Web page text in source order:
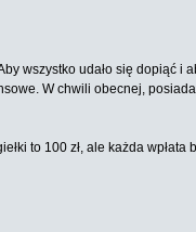
wszystko udało się dopiąć
W chwili obecnej,
to 100 zł, ale każda